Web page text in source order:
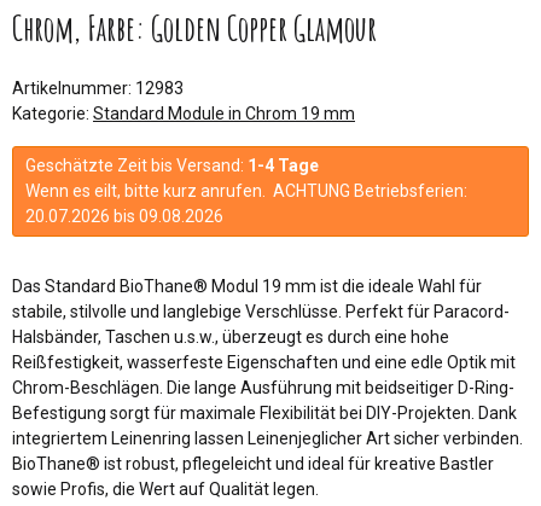
Chrom, Farbe: Golden Copper Glamour
Artikelnummer: 12983
Kategorie: Standard Module in Chrom 19 mm
Geschätzte Zeit bis Versand: 1-4 Tage
Wenn es eilt, bitte kurz anrufen. ACHTUNG Betriebsferien:
20.07.2026 bis 09.08.2026
Das Standard BioThane® Modul 19 mm ist die ideale Wahl für
stabile, stilvolle und langlebige Verschlüsse. Perfekt für Paracord-
Halsbänder, Taschen u.s.w., überzeugt es durch eine hohe
Reißfestigkeit, wasserfeste Eigenschaften und eine edle Optik mit
Chrom-Beschlägen. Die lange Ausführung mit beidseitiger D-Ring-
Befestigung sorgt für maximale Flexibilität bei DIY-Projekten. Dank
integriertem Leinenring lassen Leinenjeglicher Art sicher verbinden.
BioThane® ist robust, pflegeleicht und ideal für kreative Bastler
sowie Profis, die Wert auf Qualität legen.